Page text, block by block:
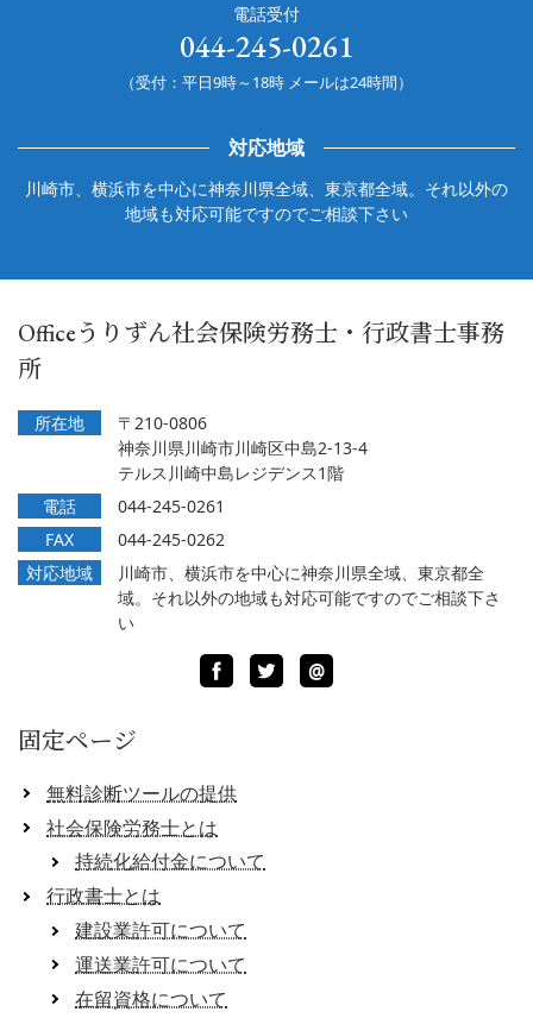
電話受付
044-245-0261
（受付：平日9時～18時 メールは24時間）
対応地域
川崎市、横浜市を中心に神奈川県全域、東京都全域。それ以外の
地域も対応可能ですのでご相談下さい
Officeうりずん社会保険労務士・行政書士事務
所
所在地
〒210-0806
神奈川県川崎市川崎区中島2-13-4
テルス川崎中島レジデンス1階
電話
044-245-0261
FAX
044-245-0262
対応地域
川崎市、横浜市を中心に神奈川県全域、東京都全
域。それ以外の地域も対応可能ですのでご相談下さ
い
Facebook
Twitter
LINE
@
固定ページ
無料診断ツールの提供
社会保険労務士とは
持続化給付金について
行政書士とは
建設業許可について
運送業許可について
在留資格について